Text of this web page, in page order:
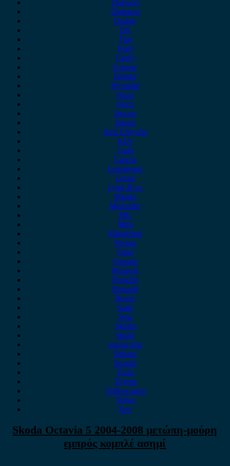
Daewoo
Daihatsu
Dodge
DS
Fiat
Ford
Geely
Gonow
Honda
Hyundai
Isuzu
iveco
Jaecoo
Jaguar
Jeep Chrysler
KIA
Lada
Lancia
Leapmotor
Lexus
Lynk & co
Mazda
Mercedes
MG
Mini
Mitsubishi
Nissan
Opel
Omoda
Peugeot
Porsche
Renault
Rover
Saab
Seat
Skoda
Smart
ssangyong
Subaru
Suzuki
Tesla
Toyota
Volkswagen
Volvo
Xev
Skoda Octavia 5 2004-2008 μετώπη-μούρη
εμπρός κομπλέ ασημί